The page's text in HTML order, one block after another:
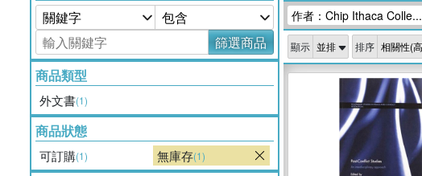
篩選商品
商品類型
外文書(1)
商品狀態
可訂購(1) 無庫存(1)
作者：Chip Ithaca Colle...
顯示 排序